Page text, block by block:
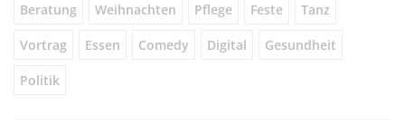
Beratung Weihnachten Pflege Feste Tanz
Vortrag Essen Comedy Digital Gesundheit
Politik